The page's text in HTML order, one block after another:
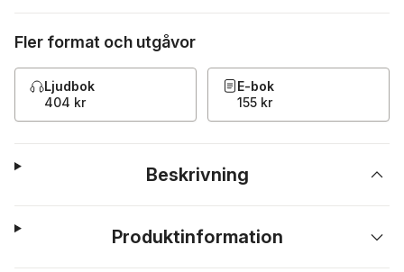
Fler format och utgåvor
Ljudbok
404 kr
E-bok
155 kr
Beskrivning
Produktinformation